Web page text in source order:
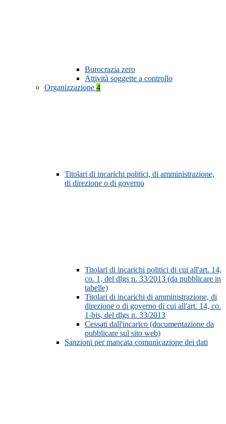
Burocrazia zero
Attività soggette a controllo
Organizzazione 4
Titolari di incarichi politici, di amministrazione,
di direzione o di governo
Titolari di incarichi politici di cui all'art. 14,
co. 1, del dlgs n. 33/2013 (da pubblicare in
tabelle)
Titolari di incarichi di amministrazione, di
direzione o di governo di cui all'art. 14, co.
1-bis, del dlgs n. 33/2013
Cessati dall'incarico (documentazione da
pubblicare sul sito web)
Sanzioni per mancata comunicazione dei dati